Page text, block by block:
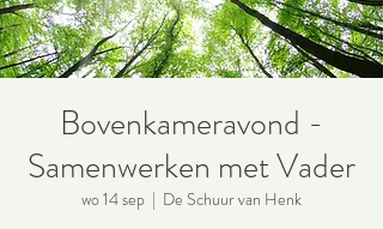
Bovenkameravond -
Samenwerken met Vader
wo 14 sep
  |
De Schuur van Henk